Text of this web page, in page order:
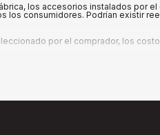
los accesorios instalados por
consumidores. Podrían existir
por el comprador, los